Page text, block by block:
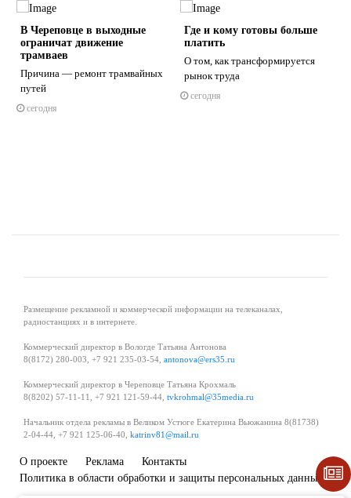
В Череповце в выходные
ограничат движение
трамваев
Причина — ремонт трамвайных
путей
сегодня
Где и кому готовы больше
платить
О том, как трансформируется
рынок труда
сегодня
Размещение рекламной и коммерческой информации на телеканалах,
радиостанциях и в интернете.
Коммерческий директор в Вологде Татьяна Антонова
8(8172) 280-003, +7 921 235-03-54, antonova@ers35.ru
Коммерческий директор в Череповце Татьяна Крохмаль
8(8202) 57-11-11, +7 921 121-59-44, tvkrohmal@35media.ru
Начальник отдела рекламы в Великом Устюге Екатерина Вьюжанина 8(81738)
2-04-44, +7 921 125-06-40, katrinv81@mail.ru
О проекте Реклама
Контакты
Политика в области обработки и защиты персональных данных